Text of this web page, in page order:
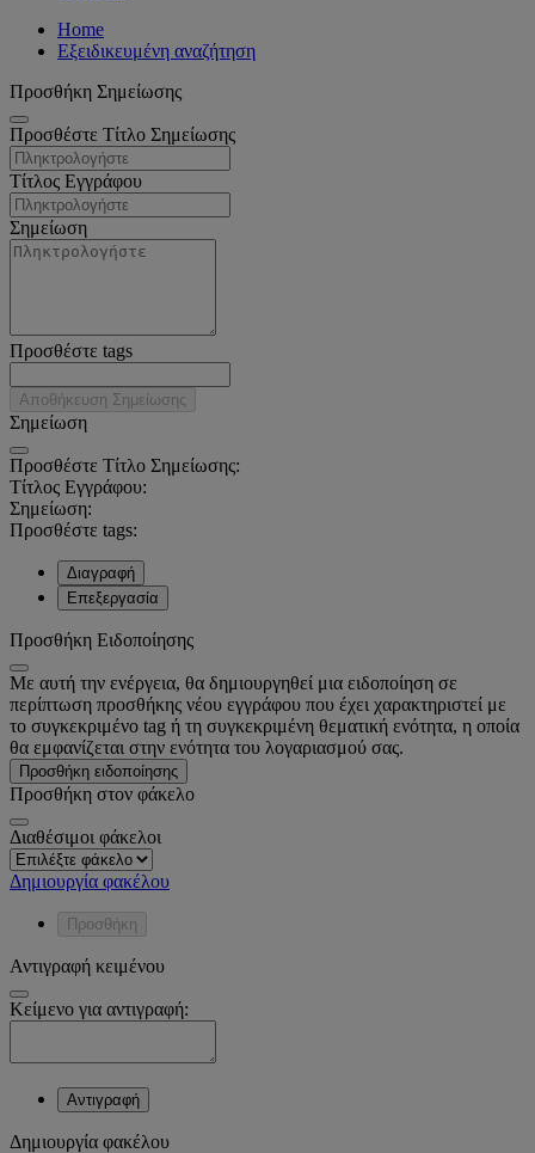
Home
Εξειδικευμένη αναζήτηση
Προσθήκη Σημείωσης
Προσθέστε Τίτλο Σημείωσης
Τίτλος Εγγράφου
Σημείωση
Προσθέστε tags
Αποθήκευση Σημείωσης
Σημείωση
Προσθέστε Τίτλο Σημείωσης:
Τίτλος Εγγράφου:
Σημείωση:
Προσθέστε tags:
Διαγραφή
Επεξεργασία
Προσθήκη Ειδοποίησης
Με αυτή την ενέργεια, θα δημιουργηθεί μια ειδοποίηση σε
περίπτωση προσθήκης νέου εγγράφου που έχει χαρακτηριστεί με
το συγκεκριμένο tag ή τη συγκεκριμένη θεματική ενότητα, η οποία
θα εμφανίζεται στην ενότητα του λογαριασμού σας.
Προσθήκη ειδοποίησης
Προσθήκη στον φάκελο
Διαθέσιμοι φάκελοι
Δημιουργία φακέλου
Προσθήκη
Αντιγραφή κειμένου
Κείμενο για αντιγραφή:
Αντιγραφή
Δημιουργία φακέλου